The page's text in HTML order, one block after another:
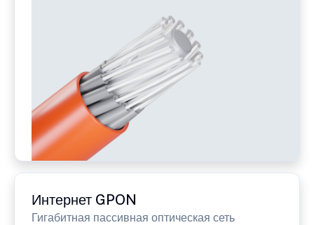
Интернет GPON
Гигабитная пассивная оптическая сеть